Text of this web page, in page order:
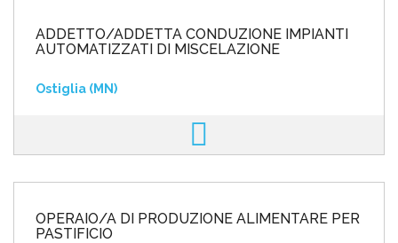
ADDETTO/ADDETTA CONDUZIONE IMPIANTI
AUTOMATIZZATI DI MISCELAZIONE
Ostiglia (MN)
OPERAIO/A DI PRODUZIONE ALIMENTARE PER
PASTIFICIO